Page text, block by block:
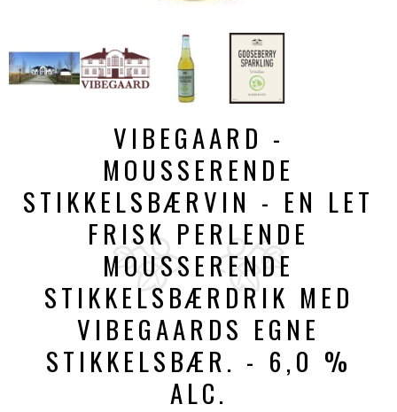
VIBEGAARD -
MOUSSERENDE
STIKKELSBÆRVIN - EN LET
FRISK PERLENDE
MOUSSERENDE
STIKKELSBÆRDRIK MED
VIBEGAARDS EGNE
STIKKELSBÆR. - 6,0 %
ALC.